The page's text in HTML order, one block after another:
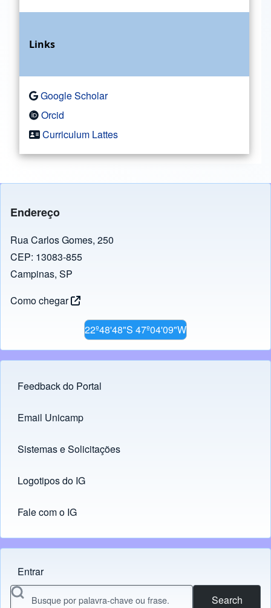
Links
Google Scholar
Orcid
Curriculum Lattes
Endereço
Rua Carlos Gomes, 250
CEP: 13083-855
Campinas, SP
Como chegar
22º48'48"S 47º04'09"W
Footer menu
Feedback do Portal
Links
Email Unicamp
(opens in new tab)
Sistemas e Solicitações
(opens in new tab)
Logotipos do IG
(opens in new tab)
Fale com o IG
Menu do usuário
Entrar
Search